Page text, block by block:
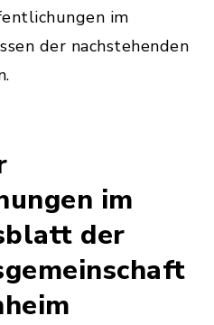
im
der nachstehenden
im
der